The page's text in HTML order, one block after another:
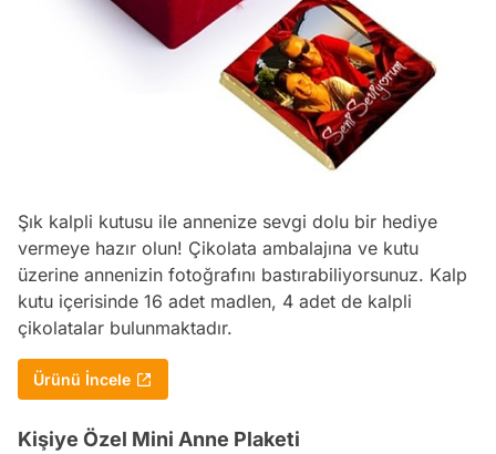
Şık kalpli kutusu ile annenize sevgi dolu bir hediye
vermeye hazır olun! Çikolata ambalajına ve kutu
üzerine annenizin fotoğrafını bastırabiliyorsunuz. Kalp
kutu içerisinde 16 adet madlen, 4 adet de kalpli
çikolatalar bulunmaktadır.
Ürünü İncele
Kişiye Özel Mini Anne Plaketi